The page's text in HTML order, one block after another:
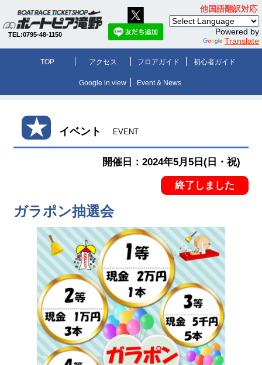
TEL:0795-48-1150
他国語翻訳対応
Powered by
Translate
TOP アクセス フロアガイド 初心者ガイド
Google in.view Event & News
★ イベント EVENT
開催日：2024年5月5日(日・祝)
終了しました
ガラポン抽選会